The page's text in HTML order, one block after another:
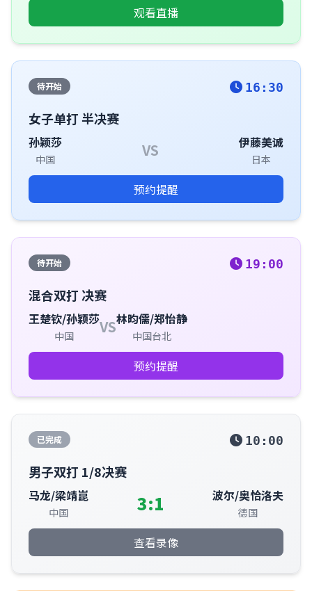
观看直播
待开始 16:30
女子单打 半决赛
孙颖莎
中国 VS 伊藤美诚
日本
预约提醒
待开始 19:00
混合双打 决赛
王楚钦/孙颖莎
中国 VS林昀儒/郑怡静
中国台北
预约提醒
已完成 10:00
男子双打 1/8决赛
马龙/梁靖崑
中国 3:1 波尔/奥恰洛夫
德国
查看录像